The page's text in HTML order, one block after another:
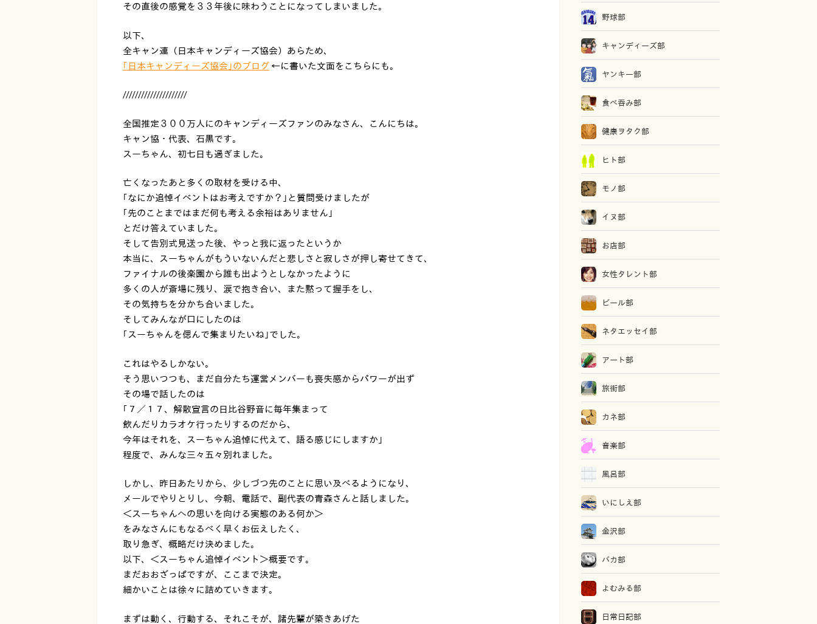
その直後の感覚を３３年後に味わうことになってしまいました。
以下、
全キャン連（日本キャンディーズ協会）あらため、
｢日本キャンディーズ協会｣のブログ ←に書いた文面をこちらにも。
/////////////////////
全国推定３００万人にのキャンディーズファンのみなさん、こんにちは。
キャン協・代表、石黒です。
スーちゃん、初七日も過ぎました。
亡くなったあと多くの取材を受ける中、
｢なにか追悼イベントはお考えですか？｣と質問受けましたが
｢先のことまではまだ何も考える余裕はありません｣
とだけ答えていました。
そして告別式見送った後、やっと我に返ったというか
本当に、スーちゃんがもういないんだと悲しさと寂しさが押し寄せてきて、
ファイナルの後楽園から誰も出ようとしなかったように
多くの人が斎場に残り、涙で抱き合い、また黙って握手をし、
その気持ちを分かち合いました。
そしてみんなが口にしたのは
｢スーちゃんを偲んで集まりたいね｣でした。
これはやるしかない。
そう思いつつも、まだ自分たち運営メンバーも喪失感からパワーが出ず
その場で話したのは
｢７／１７、解散宣言の日比谷野音に毎年集まって
飲んだりカラオケ行ったりするのだから、
今年はそれを、スーちゃん追悼に代えて、語る感じにしますか｣
程度で、みんな三々五々別れました。
しかし、昨日あたりから、少しづつ先のことに思い及べるようになり、
メールでやりとりし、今朝、電話で、副代表の青森さんと話しました。
＜スーちゃんへの思いを向ける実態のある何か＞
をみなさんにもなるべく早くお伝えしたく、
取り急ぎ、概略だけ決めました。
以下、＜スーちゃん追悼イベント＞概要です。
まだおおざっぱですが、ここまで決定。
細かいことは徐々に詰めていきます。
まずは動く、行動する、それこそが、諸先輩が築きあげた
野球部
キャンディーズ部
ヤンキー部
食べ吞み部
健康ヲタク部
ヒト部
モノ部
イヌ部
お店部
女性タレント部
ビール部
ネタエッセイ部
アート部
旅街部
カネ部
音楽部
風呂部
いにしえ部
金沢部
バカ部
よむみる部
日常日記部